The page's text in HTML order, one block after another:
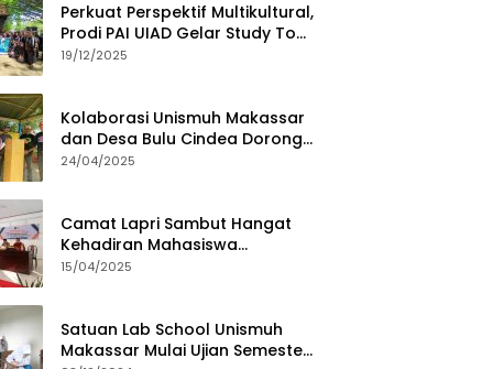
Perkuat Perspektif Multikultural,
Prodi PAI UIAD Gelar Study Tour
ke Kajang
19/12/2025
Kolaborasi Unismuh Makassar
dan Desa Bulu Cindea Dorong
Sentra Garam Industri
24/04/2025
Camat Lapri Sambut Hangat
Kehadiran Mahasiswa
PoltekMu
15/04/2025
Satuan Lab School Unismuh
Makassar Mulai Ujian Semester,